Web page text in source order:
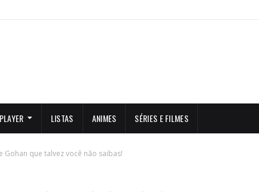
LISTAS ANIMES SÉRIES E FILMES
Gohan que talvez você não saibas!